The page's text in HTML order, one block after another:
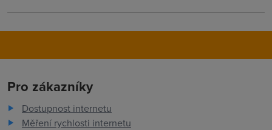
Pro zákazníky
Dostupnost internetu
Měření rychlosti internetu